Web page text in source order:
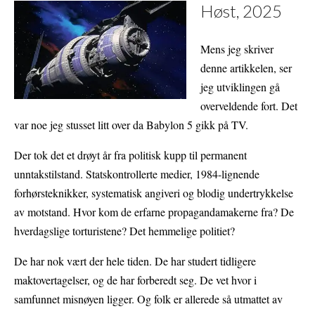
Høst, 2025
Mens jeg skriver
denne artikkelen, ser
jeg utviklingen gå
overveldende fort. Det
var noe jeg stusset litt over da Babylon 5 gikk på TV.
Der tok det et drøyt år fra politisk kupp til permanent
unntakstilstand. Statskontrollerte medier, 1984-lignende
forhørsteknikker, systematisk angiveri og blodig undertrykkelse
av motstand. Hvor kom de erfarne propagandamakerne fra? De
hverdagslige torturistene? Det hemmelige politiet?
De har nok vært der hele tiden. De har studert tidligere
maktovertagelser, og de har forberedt seg. De vet hvor i
samfunnet misnøyen ligger. Og folk er allerede så utmattet av